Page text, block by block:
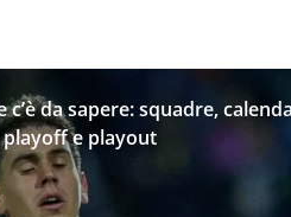
da sapere: squadre,
e playout